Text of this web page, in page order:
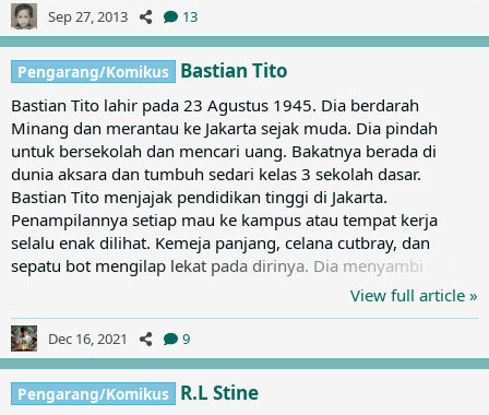
terselesaikan. Karyanya tetap mempunyai pengaruh yang
kuat terhadap dunia komik, terutama di Eropa. Karya-
karyanya yang monumental membuatnya mendapatkan
penghargaan...
Sep 27, 2013 13
Pengarang/Komikus Bastian Tito
Bastian Tito lahir pada 23 Agustus 1945. Dia berdarah
Minang dan merantau ke Jakarta sejak muda. Dia pindah
untuk bersekolah dan mencari uang. Bakatnya berada di
dunia aksara dan tumbuh sedari kelas 3 sekolah dasar.
Bastian Tito menjajak pendidikan tinggi di Jakarta.
Penampilannya setiap mau ke kampus atau tempat kerja
selalu enak dilihat. Kemeja panjang, celana cutbray, dan
sepatu bot mengilap lekat pada dirinya. Dia menyambi
sebagai jurnalis di majalah hiburan Vista pada 1960-an untuk
pertamanya terbit. “Wiro Sableng kali pertama terbit pada
1967,” kata Vino. Wiro Sableng bercerita tentang petualangan
seorang lelaki muda bernama Wira Saksana untuk mencari
makna hidup. Dia...
View full article »
Dec 16, 2021 9
Pengarang/Komikus R.L Stine